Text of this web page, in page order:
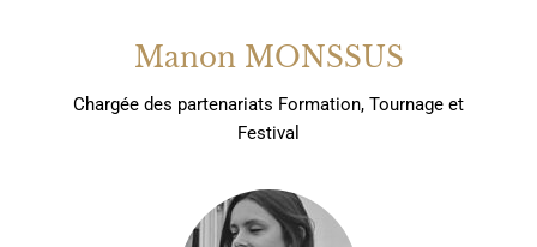
Manon MONSSUS
Chargée des partenariats Formation, Tournage et
Festival